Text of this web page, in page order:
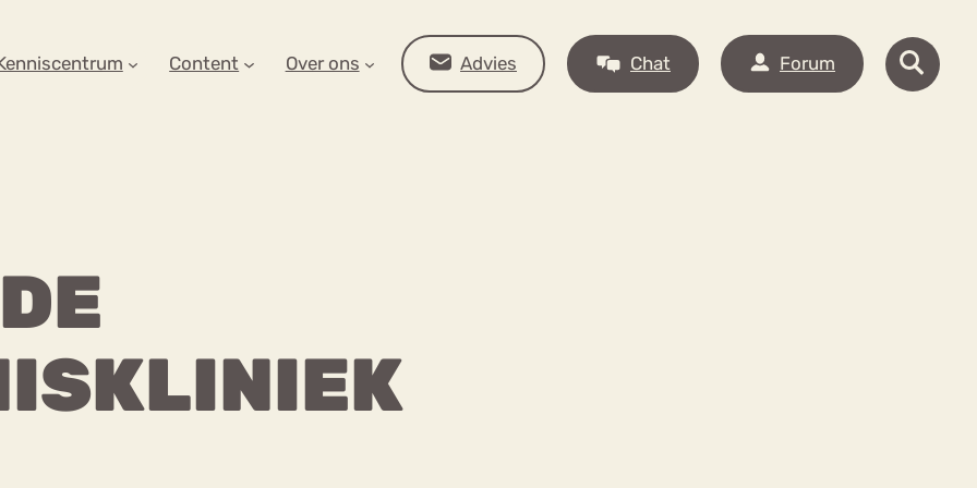
Content Over ons Advies Chat Forum
OP ZOEK?